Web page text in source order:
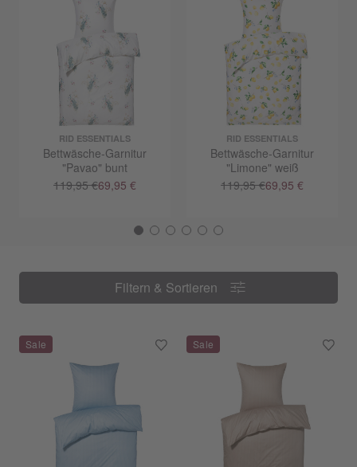
RID ESSENTIALS
Bettwäsche-Garnitur
"Pavao" bunt
119,95 €69,95 €
RID ESSENTIALS
Bettwäsche-Garnitur
"Limone" weiß
119,95 €69,95 €
Filtern & Sortieren
Filtern & Sortieren